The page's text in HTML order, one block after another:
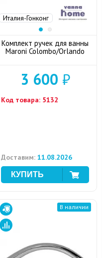
Италия-Гонконг
Комплект ручек для ванны
Maroni Colombo/Orlando
3 600 ₽
Код товара: 5132
Доставим: 11.08.2026
В наличии